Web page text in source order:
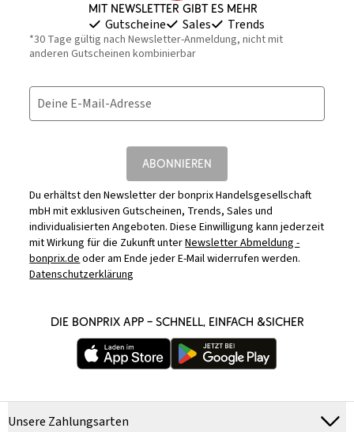
Mit Newsletter gibt es mehr
Gutscheine Sales Trends
*30 Tage gültig nach Newsletter-Anmeldung, nicht mit
anderen Gutscheinen kombinierbar
Deine E-Mail-Adresse
ABONNIEREN
Du erhältst den Newsletter der bonprix Handelsgesellschaft
mbH mit exklusiven Gutscheinen, Trends, Sales und
individualisierten Angeboten. Diese Einwilligung kann jederzeit
mit Wirkung für die Zukunft unterNewsletter Abmeldung -
bonprix.deoder am Ende jeder E-Mail widerrufen werden.
Datenschutzerklärung
DIE BONPRIX APP – SCHNELL, EINFACH &SICHER
Unsere Zahlungsarten